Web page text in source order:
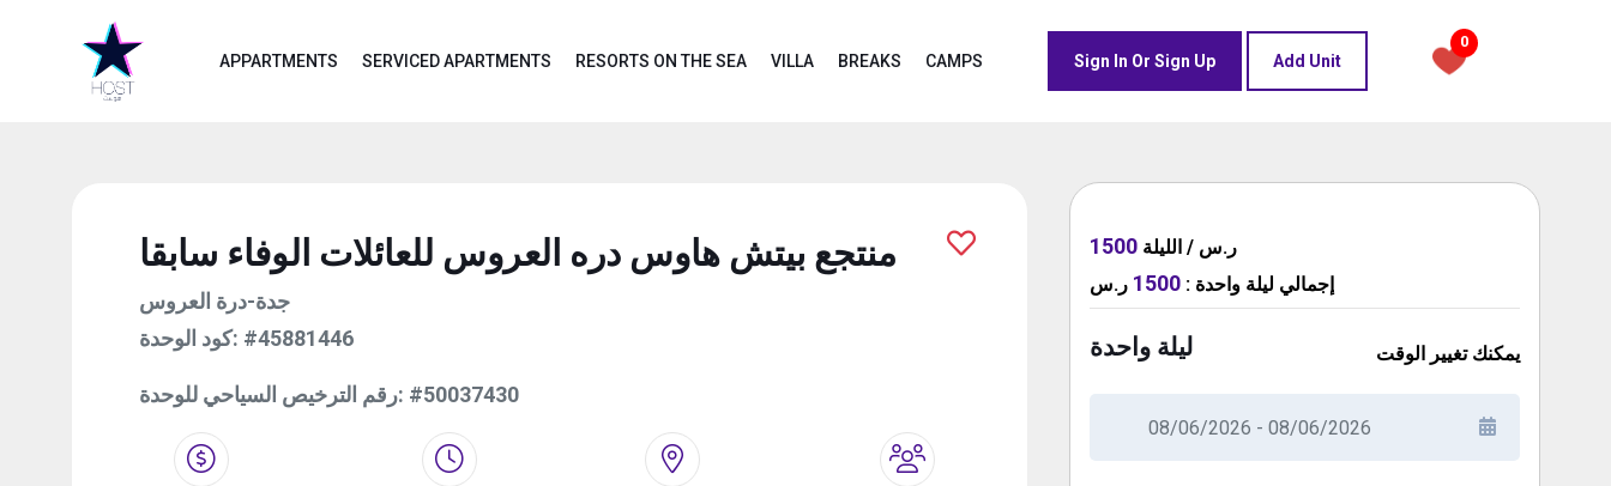
APPARTMENTS SERVICED APARTMENTS RESORTS ON THE SEA VILLA BREAKS CAMPS Sign In Or Sign Up Add Unit
0
منتجع بيتش هاوس دره العروس للعائلات الوفاء سابقا
جدة-درة العروس
كود الوحدة: #45881446
رقم الترخيص السياحي للوحدة: #50037430
1500 ر.س / الليلة
إجمالي ليلة واحدة :
1500 ر.س
ليلة واحدة يمكنك تغيير الوقت